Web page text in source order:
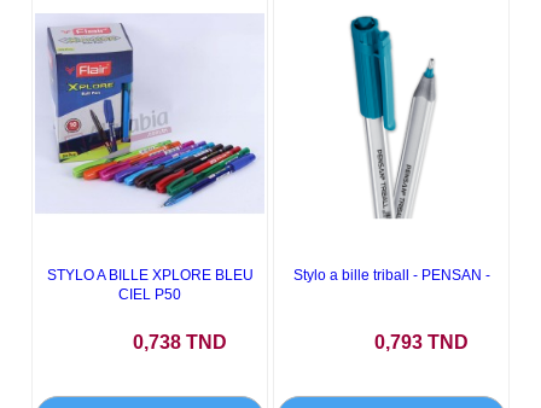
STYLO A BILLE XPLORE BLEU
CIEL P50
0,738 TND
Stylo a bille triball - PENSAN -
0,793 TND